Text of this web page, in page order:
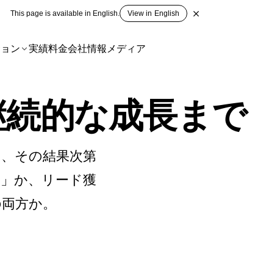
This page is available in English. View in English
ン 実績料金会社情報 メディア
的な成長まで
その結果次第
か、リード獲
方か。